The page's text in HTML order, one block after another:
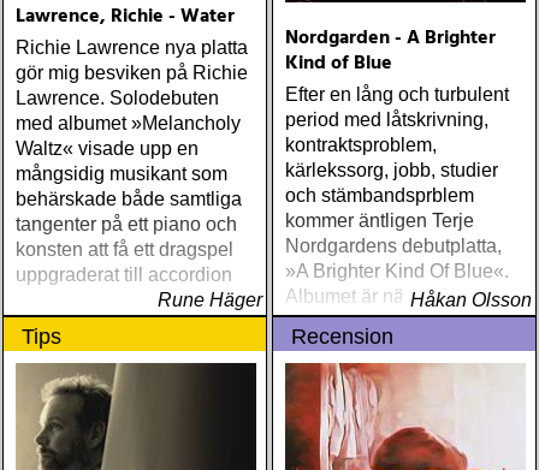
Lawrence, Richie - Water
Richie Lawrence nya platta
gör mig besviken på Richie
Lawrence. Solodebuten
med albumet »Melancholy
Waltz« visade upp en
mångsidig musikant som
behärskade både samtliga
tangenter på ett piano och
konsten att få ett dragspel
uppgraderat till accordion
Rune Häger
Nordgarden - A Brighter
Kind of Blue
Efter en lång och turbulent
period med låtskrivning,
kontraktsproblem,
kärlekssorg, jobb, studier
och stämbandsprblem
kommer äntligen Terje
Nordgardens debutplatta,
»A Brighter Kind Of Blue«.
Albumet är nära, enkelt och
ärligt och handlar om
upplevelser och historier
från en ung mans liv
Håkan Olsson
Tips Recension